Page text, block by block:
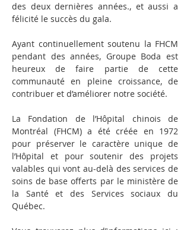
des deux dernières années., et aussi a
félicité le succès du gala.
Ayant continuellement soutenu la FHCM
pendant des années, Groupe Boda est
heureux de faire partie de cette
communauté en pleine croissance, de
contribuer et d’améliorer notre société.
La Fondation de l’Hôpital chinois de
Montréal (FHCM) a été créée en 1972
pour préserver le caractère unique de
l’Hôpital et pour soutenir des projets
valables qui vont au-delà des services de
soins de base offerts par le ministère de
la Santé et des Services sociaux du
Québec.